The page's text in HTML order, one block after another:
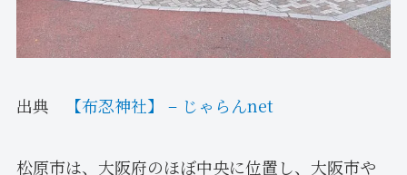
出典 【布忍神社】 – じゃらんnet
松原市は、大阪府のほぼ中央に位置し、大阪市や